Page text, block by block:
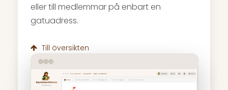
eller till medlemmar på enbart en
gatuadress.
Till översikten